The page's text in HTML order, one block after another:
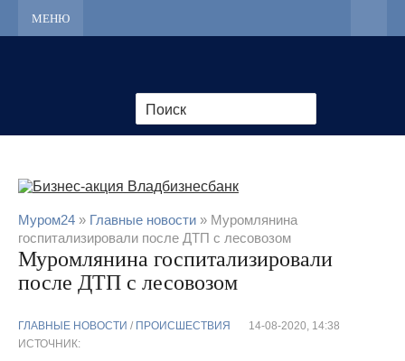
МЕНЮ
Муром24 » Главные новости » Муромлянина
госпитализировали после ДТП с лесовозом
Муромлянина госпитализировали
после ДТП с лесовозом
ГЛАВНЫЕ НОВОСТИ / ПРОИСШЕСТВИЯ
14-08-2020, 14:38
ИСТОЧНИК: